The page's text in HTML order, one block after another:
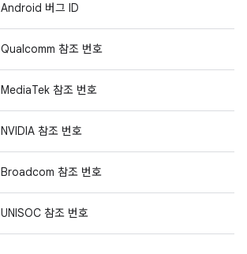
Android 버그 ID
Qualcomm 참조 번호
MediaTek 참조 번호
NVIDIA 참조 번호
Broadcom 참조 번호
UNISOC 참조 번호